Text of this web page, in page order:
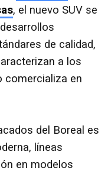
, el nuevo SUV se
de calidad,
a los
comercializa en
del Boreal es
líneas
en modelos